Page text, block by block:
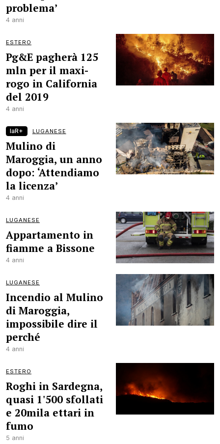
problema’
4 anni
ESTERO
Pg&E pagherà 125
mln per il maxi-
rogo in California
del 2019
4 anni
laR+ LUGANESE
Mulino di
Maroggia, un anno
dopo: ‘Attendiamo
la licenza’
4 anni
LUGANESE
Appartamento in
fiamme a Bissone
4 anni
LUGANESE
Incendio al Mulino
di Maroggia,
impossibile dire il
perché
4 anni
ESTERO
Roghi in Sardegna,
quasi 1'500 sfollati
e 20mila ettari in
fumo
5 anni